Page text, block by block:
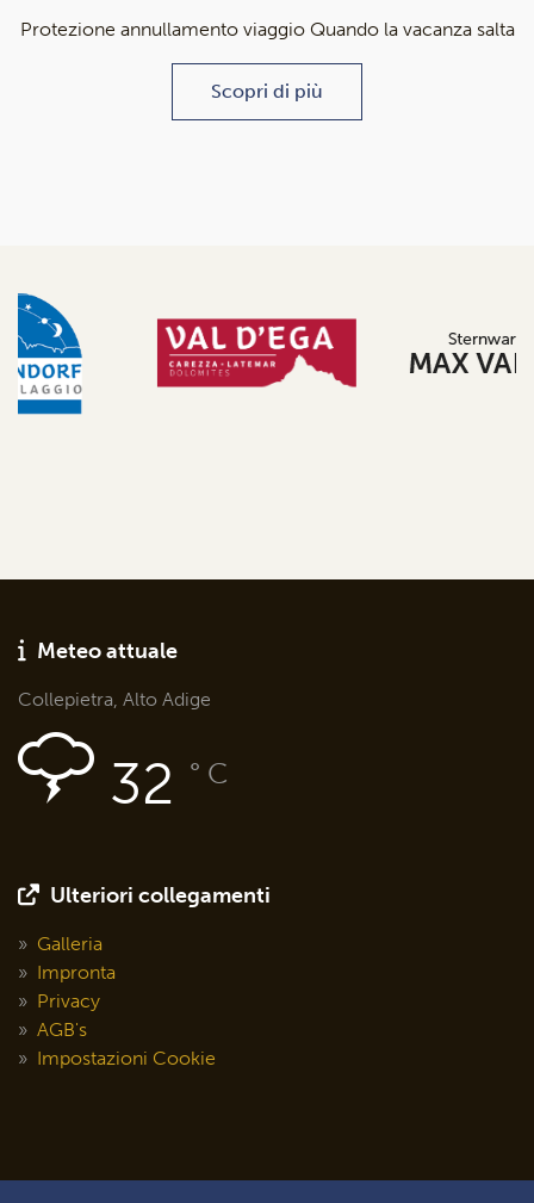
Protezione annullamento viaggio Quando la vacanza salta
Scopri di più
Meteo attuale
Collepietra, Alto Adige
32 ° C
Ulteriori collegamenti
Galleria
Impronta
Privacy
AGB's
Impostazioni Cookie